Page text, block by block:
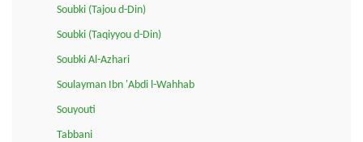
Soubki (Tajou d-Din)
Soubki (Taqiyyou d-Din)
Soubki Al-Azhari
Soulayman Ibn 'Abdi l-Wahhab
Souyouti
Tabbani